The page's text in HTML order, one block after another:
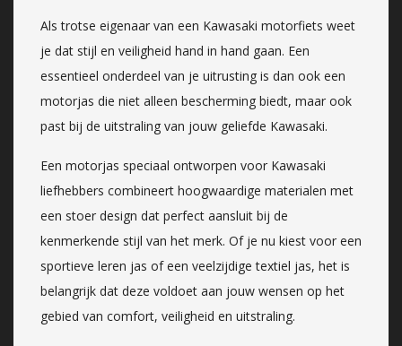
Als trotse eigenaar van een Kawasaki motorfiets weet
je dat stijl en veiligheid hand in hand gaan. Een
essentieel onderdeel van je uitrusting is dan ook een
motorjas die niet alleen bescherming biedt, maar ook
past bij de uitstraling van jouw geliefde Kawasaki.
Een motorjas speciaal ontworpen voor Kawasaki
liefhebbers combineert hoogwaardige materialen met
een stoer design dat perfect aansluit bij de
kenmerkende stijl van het merk. Of je nu kiest voor een
sportieve leren jas of een veelzijdige textiel jas, het is
belangrijk dat deze voldoet aan jouw wensen op het
gebied van comfort, veiligheid en uitstraling.